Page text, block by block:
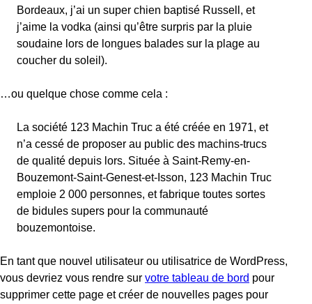
Bordeaux, j’ai un super chien baptisé Russell, et
j’aime la vodka (ainsi qu’être surpris par la pluie
soudaine lors de longues balades sur la plage au
coucher du soleil).
…ou quelque chose comme cela :
La société 123 Machin Truc a été créée en 1971, et
n’a cessé de proposer au public des machins-trucs
de qualité depuis lors. Située à Saint-Remy-en-
Bouzemont-Saint-Genest-et-Isson, 123 Machin Truc
emploie 2 000 personnes, et fabrique toutes sortes
de bidules supers pour la communauté
bouzemontoise.
En tant que nouvel utilisateur ou utilisatrice de WordPress,
vous devriez vous rendre sur votre tableau de bord pour
supprimer cette page et créer de nouvelles pages pour